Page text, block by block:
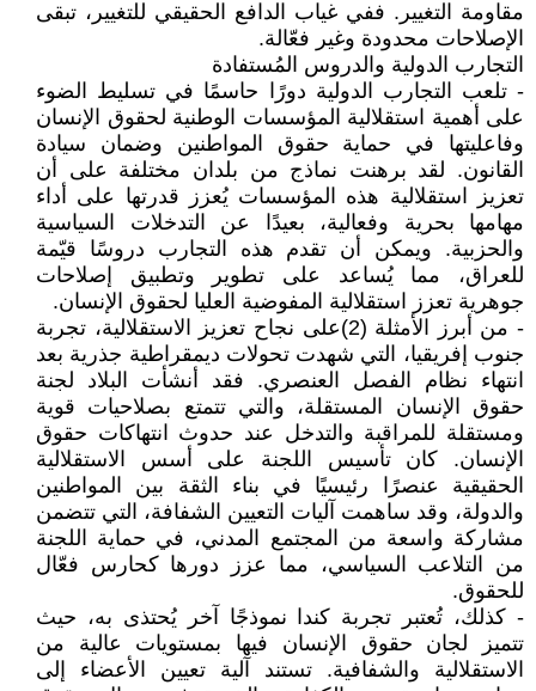
مقاومة التغيير. ففي غياب الدافع الحقيقي للتغيير، تبقى
الإصلاحات محدودة وغير فعّالة.
التجارب الدولية والدروس المُستفادة
- تلعب التجارب الدولية دورًا حاسمًا في تسليط الضوء
على أهمية استقلالية المؤسسات الوطنية لحقوق الإنسان
وفاعليتها في حماية حقوق المواطنين وضمان سيادة
القانون. لقد برهنت نماذج من بلدان مختلفة على أن
تعزيز استقلالية هذه المؤسسات يُعزز قدرتها على أداء
مهامها بحرية وفعالية، بعيدًا عن التدخلات السياسية
والحزبية. ويمكن أن تقدم هذه التجارب دروسًا قيّمة
للعراق، مما يُساعد على تطوير وتطبيق إصلاحات
جوهرية تعزز استقلالية المفوضية العليا لحقوق الإنسان.
- من أبرز الأمثلة (2)على نجاح تعزيز الاستقلالية، تجربة
جنوب إفريقيا، التي شهدت تحولات ديمقراطية جذرية بعد
انتهاء نظام الفصل العنصري. فقد أنشأت البلاد لجنة
حقوق الإنسان المستقلة، والتي تتمتع بصلاحيات قوية
ومستقلة للمراقبة والتدخل عند حدوث انتهاكات حقوق
الإنسان. كان تأسيس اللجنة على أسس الاستقلالية
الحقيقية عنصرًا رئيسيًا في بناء الثقة بين المواطنين
والدولة، وقد ساهمت آليات التعيين الشفافة، التي تتضمن
مشاركة واسعة من المجتمع المدني، في حماية اللجنة
من التلاعب السياسي، مما عزز دورها كحارس فعّال
للحقوق.
- كذلك، تُعتبر تجربة كندا نموذجًا آخر يُحتذى به، حيث
تتميز لجان حقوق الإنسان فيها بمستويات عالية من
الاستقلالية والشفافية. تستند آلية تعيين الأعضاء إلى